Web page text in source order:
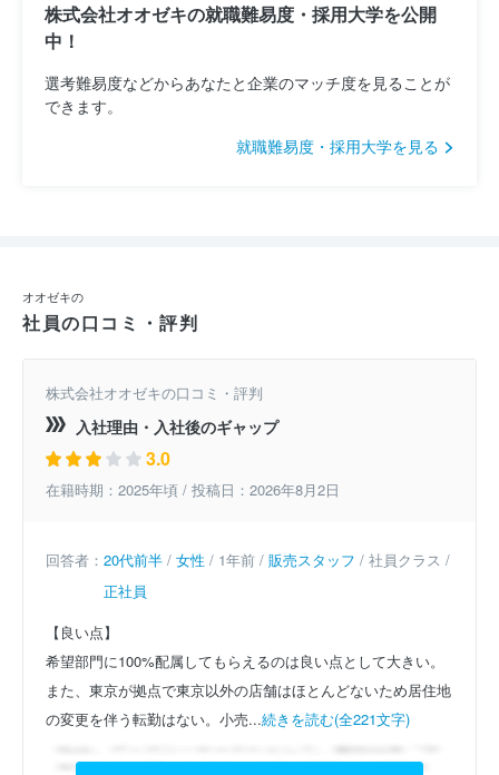
株式会社オオゼキの就職難易度・採用大学を公開
中！
選考難易度などからあなたと企業のマッチ度を見ることが
できます。
就職難易度・採用大学を見る
オオゼキの
社員の口コミ・評判
株式会社オオゼキの口コミ・評判
入社理由・入社後のギャップ
3.0
在籍時期：2025年頃 / 投稿日：2026年8月2日
回答者： 20代前半 / 女性 / 1年前 / 販売スタッフ / 社員クラス /
正社員
【良い点】
希望部門に100%配属してもらえるのは良い点として大きい。
また、東京が拠点で東京以外の店舗はほとんどないため居住地
の変更を伴う転勤はない。小売...続きを読む(全221文字)